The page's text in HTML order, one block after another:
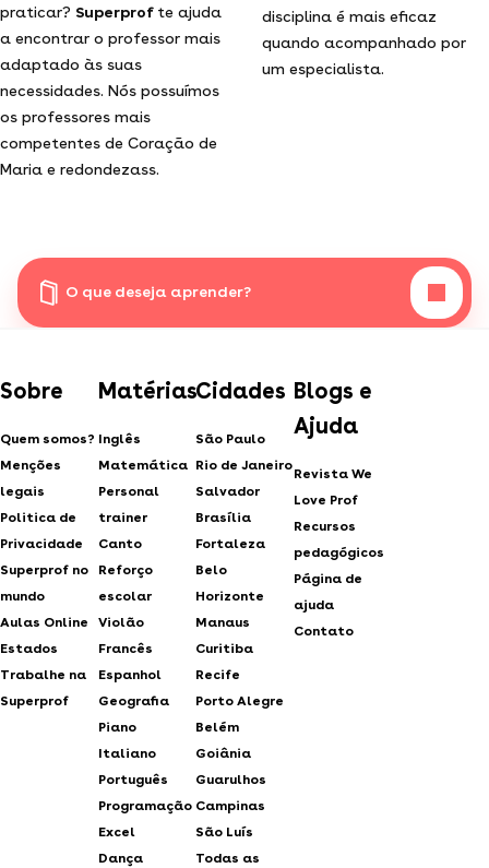
praticar? Superprof te ajuda
a encontrar o professor mais
adaptado às suas
necessidades. Nós possuímos
os professores mais
competentes de Coração de
Maria e redondezass.
disciplina é mais eficaz
quando acompanhado por
um especialista.
O que deseja aprender?
Sobre
Quem somos?
Menções
legais
Politica de
Privacidade
Superprof no
mundo
Aulas Online
Estados
Trabalhe na
Superprof
Matérias
Inglês
Matemática
Personal
trainer
Canto
Reforço
escolar
Violão
Francês
Espanhol
Geografia
Piano
Italiano
Português
Programação
Excel
Dança
Cidades
São Paulo
Rio de Janeiro
Salvador
Brasília
Fortaleza
Belo
Horizonte
Manaus
Curitiba
Recife
Porto Alegre
Belém
Goiânia
Guarulhos
Campinas
São Luís
Todas as
Blogs e
Ajuda
Revista We
Love Prof
Recursos
pedagógicos
Página de
ajuda
Contato